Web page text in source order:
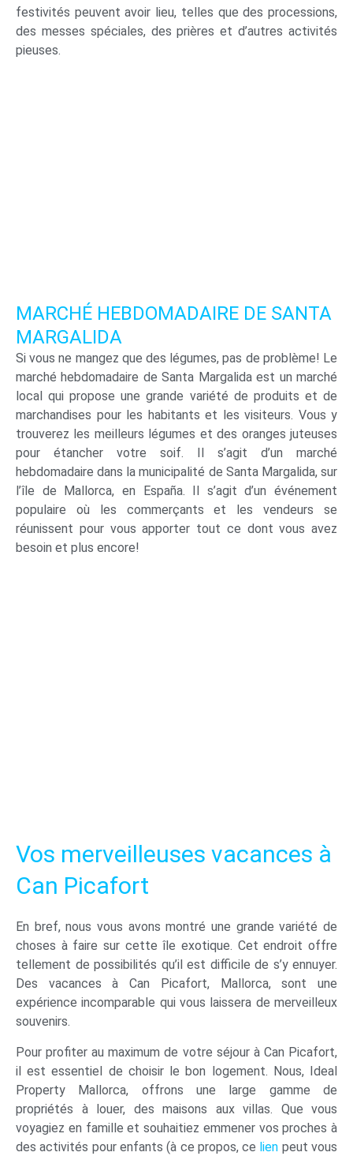
festivités peuvent avoir lieu, telles que des processions,
des messes spéciales, des prières et d’autres activités
pieuses.
MARCHÉ HEBDOMADAIRE DE SANTA
MARGALIDA
Si vous ne mangez que des légumes, pas de problème! Le
marché hebdomadaire de Santa Margalida est un marché
local qui propose une grande variété de produits et de
marchandises pour les habitants et les visiteurs. Vous y
trouverez les meilleurs légumes et des oranges juteuses
pour étancher votre soif. Il s’agit d’un marché
hebdomadaire dans la municipalité de Santa Margalida, sur
l’île de Mallorca, en España. Il s’agit d’un événement
populaire où les commerçants et les vendeurs se
réunissent pour vous apporter tout ce dont vous avez
besoin et plus encore!
Vos merveilleuses vacances à
Can Picafort
En bref, nous vous avons montré une grande variété de
choses à faire sur cette île exotique. Cet endroit offre
tellement de possibilités qu’il est difficile de s’y ennuyer.
Des vacances à Can Picafort, Mallorca, sont une
expérience incomparable qui vous laissera de merveilleux
souvenirs.
Pour profiter au maximum de votre séjour à Can Picafort,
il est essentiel de choisir le bon logement. Nous, Ideal
Property Mallorca, offrons une large gamme de
propriétés à louer, des maisons aux villas. Que vous
voyagiez en famille et souhaitiez emmener vos proches à
des activités pour enfants (à ce propos, ce lien peut vous